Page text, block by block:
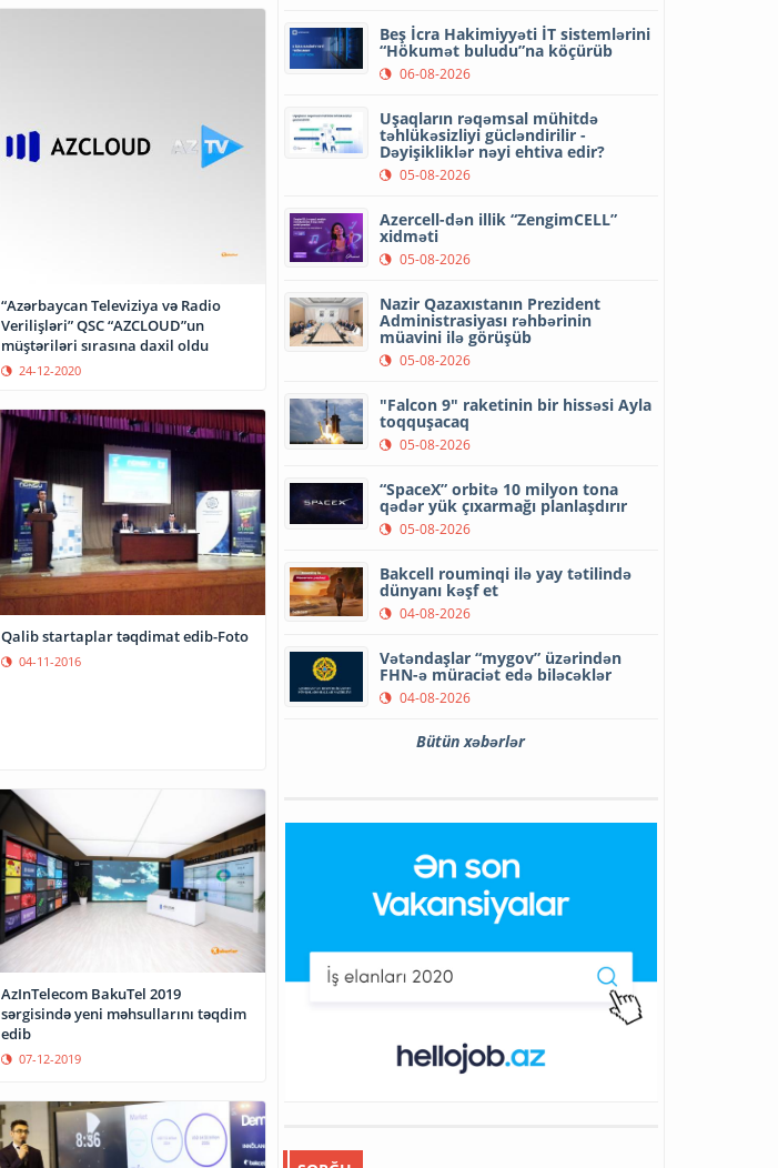
“Azərbaycan Televiziya və Radio
Verilişləri” QSC “AZCLOUD”un
müştəriləri sırasına daxil oldu
24-12-2020
Qalib startaplar təqdimat edib-Foto
04-11-2016
AzInTelecom BakuTel 2019
sərgisində yeni məhsullarını təqdim
edib
07-12-2019
Beş İcra Hakimiyyəti İT sistemlərini
“Hökumət buludu”na köçürüb
06-08-2026
Uşaqların rəqəmsal mühitdə
təhlükəsizliyi gücləndirilir -
Dəyişikliklər nəyi ehtiva edir?
05-08-2026
Azercell-dən illik “ZengimCELL”
xidməti
05-08-2026
Nazir Qazaxıstanın Prezident
Administrasiyası rəhbərinin
müavini ilə görüşüb
05-08-2026
"Falcon 9" raketinin bir hissəsi Ayla
toqquşacaq
05-08-2026
“SpaceX” orbitə 10 milyon tona
qədər yük çıxarmağı planlaşdırır
05-08-2026
Bakcell rouminqi ilə yay tətilində
dünyanı kəşf et
04-08-2026
Vətəndaşlar “mygov” üzərindən
FHN-ə müraciət edə biləcəklər
04-08-2026
Bütün xəbərlər